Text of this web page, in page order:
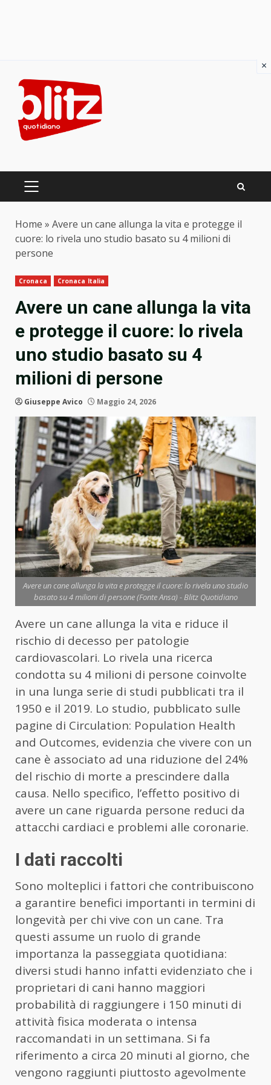
content
PRIMARY
Home » Avere un cane allunga la vita e protegge il
cuore: lo rivela uno studio basato su 4 milioni di
persone
Cronaca Cronaca Italia
Avere un cane allunga la vita
e protegge il cuore: lo rivela
uno studio basato su 4
milioni di persone
Giuseppe Avico Maggio 24, 2026
Avere un cane allunga la vita e protegge il cuore: lo rivela uno studio
basato su 4 milioni di persone (Fonte Ansa) - Blitz Quotidiano
Avere un cane allunga la vita e riduce il
rischio di decesso per patologie
cardiovascolari. Lo rivela una ricerca
condotta su 4 milioni di persone coinvolte
in una lunga serie di studi pubblicati tra il
1950 e il 2019. Lo studio, pubblicato sulle
pagine di Circulation: Population Health
and Outcomes, evidenzia che vivere con un
cane è associato ad una riduzione del 24%
del rischio di morte a prescindere dalla
causa. Nello specifico, l’effetto positivo di
avere un cane riguarda persone reduci da
attacchi cardiaci e problemi alle coronarie.
I dati raccolti
Sono molteplici i fattori che contribuiscono
a garantire benefici importanti in termini di
longevità per chi vive con un cane. Tra
questi assume un ruolo di grande
importanza la passeggiata quotidiana:
diversi studi hanno infatti evidenziato che i
proprietari di cani hanno maggiori
probabilità di raggiungere i 150 minuti di
attività fisica moderata o intensa
raccomandati in un settimana. Si fa
riferimento a circa 20 minuti al giorno, che
vengono raggiunti piuttosto agevolmente
×